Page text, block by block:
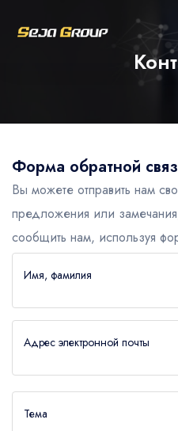
Сервисы
Сервисы
Трансфер в аэропорт
Туры
Прокат автомобилей
Блог
FAQ
Контакты
Форма обратной
Вы можете отправить нам
предложения или
сообщить нам, используя
Имя, фамилия
Адрес электронной почты
Тема
Выберите ваш язык
English Türkçe
Deutsch
العربية
Выберите валюту
USD
GBP- £